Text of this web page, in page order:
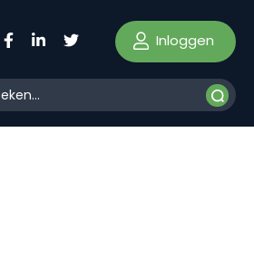
Inloggen